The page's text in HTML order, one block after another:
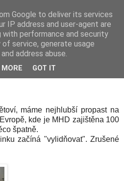
máme nejhlubší propast na
kde je MHD zajištěna 100
špatně.
začíná "vylidňovat". Zrušené
Google to deliver its services
IP address and user-agent are
with performance and security
service, generate usage
address abuse.
MORE GOT IT